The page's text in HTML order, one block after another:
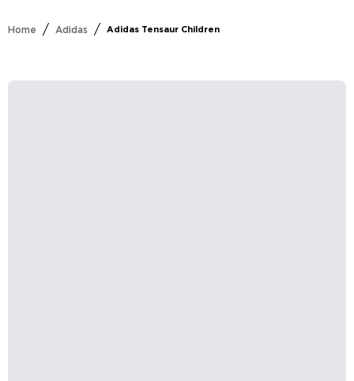
Home / Adidas / Adidas Tensaur Children